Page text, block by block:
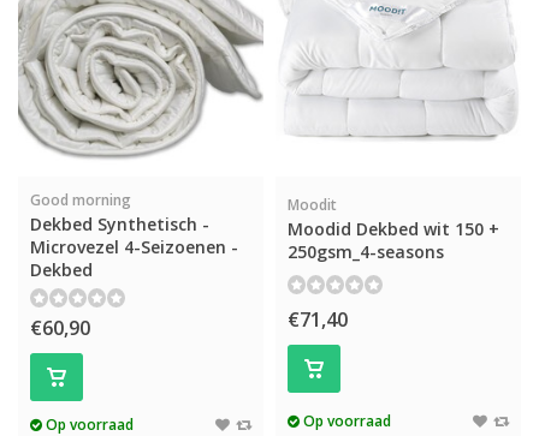
Good morning
Dekbed Synthetisch -
Microvezel 4-Seizoenen -
Dekbed
€60,90
Op voorraad
Moodit
Moodid Dekbed wit 150 +
250gsm_4-seasons
€71,40
Op voorraad